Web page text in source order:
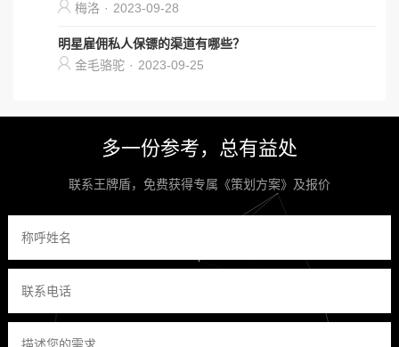
梅洛 · 2023-09-28
明星雇佣私人保镖的渠道有哪些？
金毛骆驼 · 2023-09-25
多一份参考，总有益处
联系王牌盾，免费获得专属《策划方案》及报价